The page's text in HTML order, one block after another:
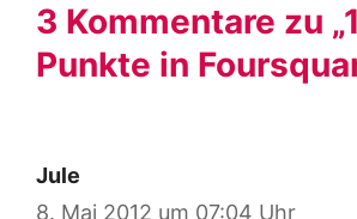
3 Kommentare zu
Punkte in
Jule
8. Mai 2012 um 07:04 Uhr